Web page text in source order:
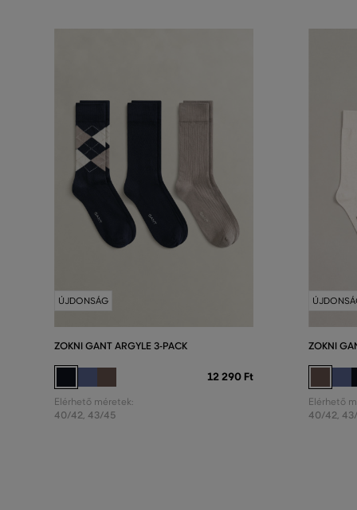
ÚJDONSÁG
ZOKNI GANT ARGYLE 3-PACK
12 290 Ft
Elérhető méretek:
40/42, 43/45
ZOKNI
Elérhető
40/42,